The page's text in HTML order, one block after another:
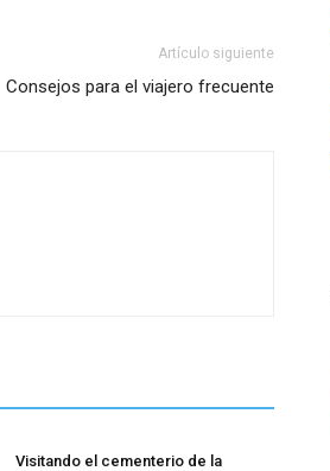
Artículo siguiente
Consejos para el viajero frecuente
Visitando el cementerio de la